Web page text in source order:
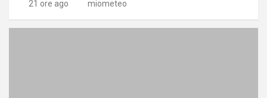
21 ore ago miometeo